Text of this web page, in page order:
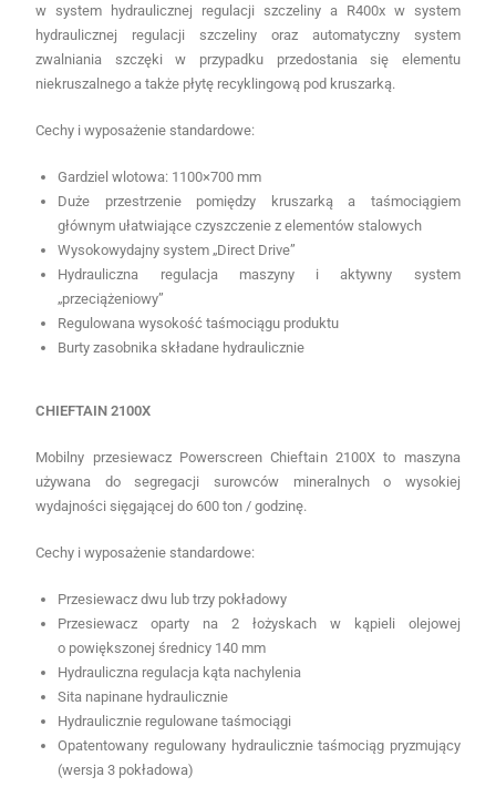
w system hydraulicznej regulacji szczeliny a R400x w system
hydraulicznej regulacji szczeliny oraz automatyczny system
zwalniania szczęki w przypadku przedostania się elementu
niekruszalnego a także płytę recyklingową pod kruszarką.
Cechy i wyposażenie standardowe:
Gardziel wlotowa: 1100×700 mm
Duże przestrzenie pomiędzy kruszarką a taśmociągiem
głównym ułatwiające czyszczenie z elementów stalowych
Wysokowydajny system „Direct Drive”
Hydrauliczna regulacja maszyny i aktywny system
„przeciążeniowy”
Regulowana wysokość taśmociągu produktu
Burty zasobnika składane hydraulicznie
CHIEFTAIN 2100X
Mobilny przesiewacz Powerscreen Chieftain 2100X to maszyna
używana do segregacji surowców mineralnych o wysokiej
wydajności sięgającej do 600 ton / godzinę.
Cechy i wyposażenie standardowe:
Przesiewacz dwu lub trzy pokładowy
Przesiewacz oparty na 2 łożyskach w kąpieli olejowej
o powiększonej średnicy 140 mm
Hydrauliczna regulacja kąta nachylenia
Sita napinane hydraulicznie
Hydraulicznie regulowane taśmociągi
Opatentowany regulowany hydraulicznie taśmociąg pryzmujący
(wersja 3 pokładowa)